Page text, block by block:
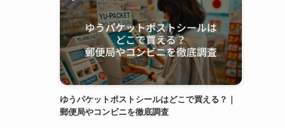
ゆうパケットポストシールはどこで買える？｜
郵便局やコンビニを徹底調査